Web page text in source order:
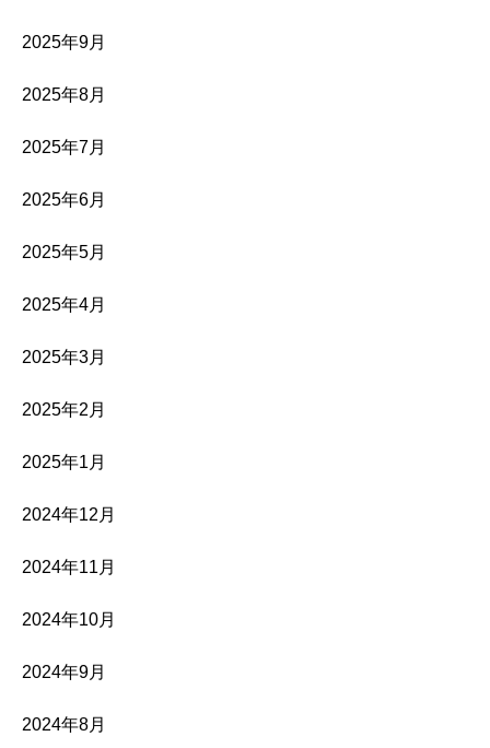
2025年9月
2025年8月
2025年7月
2025年6月
2025年5月
2025年4月
2025年3月
2025年2月
2025年1月
2024年12月
2024年11月
2024年10月
2024年9月
2024年8月